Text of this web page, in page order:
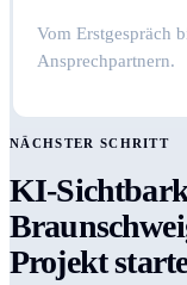
Vom Erstgespräch
Ansprechpartnern.
NÄCHSTER SCHRITT
KI-
Projekt